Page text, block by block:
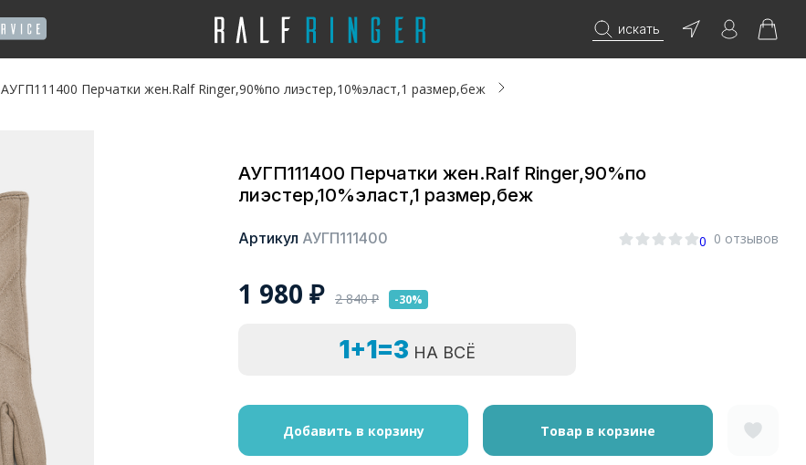
искать
АУГП111400 Перчатки жен.Ralf Ringer,90%по лиэстер,10%эласт,1 размер,беж
АУГП111400 Перчатки жен.Ralf Ringer,90%по
лиэстер,10%эласт,1 размер,беж
Артикул АУГП111400 0 0 отзывов
1 980 ₽ 2 840₽ -30%
1+1=3 НА ВСЁ
Добавить в корзину Товар в корзине